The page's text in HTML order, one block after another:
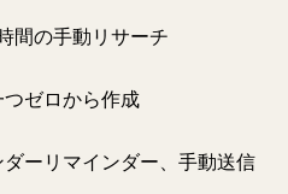
間の手動リサーチ
ゼロから作成
ーリマインダー、手動送信